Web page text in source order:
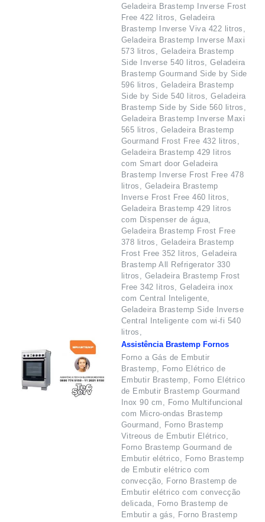
Geladeira Brastemp Inverse Frost
Free 422 litros, Geladeira
Brastemp Inverse Viva 422 litros,
Geladeira Brastemp Inverse Maxi
573 litros, Geladeira Brastemp
Side Inverse 540 litros, Geladeira
Brastemp Gourmand Side by Side
596 litros, Geladeira Brastemp
Side by Side 540 litros, Geladeira
Brastemp Side by Side 560 litros,
Geladeira Brastemp Inverse Maxi
565 litros, Geladeira Brastemp
Gourmand Frost Free 432 litros,
Geladeira Brastemp 429 litros
com Smart door Geladeira
Brastemp Inverse Frost Free 478
litros, Geladeira Brastemp
Inverse Frost Free 460 litros,
Geladeira Brastemp 429 litros
com Dispenser de água,
Geladeira Brastemp Frost Free
378 litros, Geladeira Brastemp
Frost Free 352 litros, Geladeira
Brastemp All Refrigerator 330
litros, Geladeira Brastemp Frost
Free 342 litros, Geladeira inox
com Central Inteligente,
Geladeira Brastemp Side Inverse
Central Inteligente com wi-fi 540
litros,
Assistência Brastemp Fornos
Forno a Gás de Embutir
Brastemp, Forno Elétrico de
Embutir Brastemp, Forno Elétrico
de Embutir Brastemp Gourmand
Inox 90 cm, Forno Multifuncional
com Micro-ondas Brastemp
Gourmand, Forno Brastemp
Vitreous de Embutir Elétrico,
Forno Brastemp Gourmand de
Embutir elétrico, Forno Brastemp
de Embutir elétrico com
convecção, Forno Brastemp de
Embutir elétrico com convecção
delicada, Forno Brastemp de
Embutir a gás, Forno Brastemp